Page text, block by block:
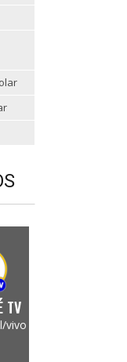
TV
vivo